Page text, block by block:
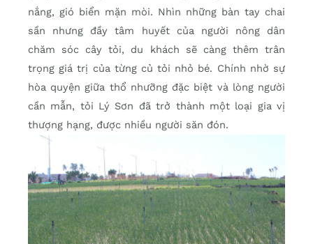
nắng, gió biển mặn mòi. Nhìn những bàn tay chai
sần nhưng đầy tâm huyết của người nông dân
chăm sóc cây tỏi, du khách sẽ càng thêm trân
trọng giá trị của từng củ tỏi nhỏ bé. Chính nhờ sự
hòa quyện giữa thổ nhưỡng đặc biệt và lòng người
cần mẫn, tỏi Lý Sơn đã trở thành một loại gia vị
thượng hạng, được nhiều người săn đón.